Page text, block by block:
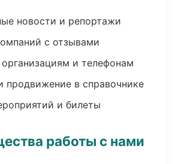
новости и репортажи
с отзывами
и телефонам
продвижение в справочнике
и билеты
работы с нами